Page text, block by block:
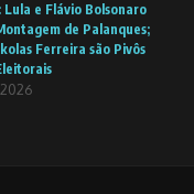
Lula e Flávio Bolsonaro
de Palanques;
Ferreira são Pivôs